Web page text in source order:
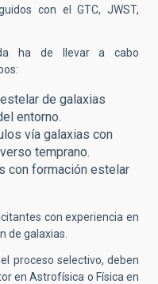
con el GTC, JWST,
ha de llevar a cabo
de galaxias
entorno.
vía galaxias con
temprano.
con formación estelar
con experiencia en
de galaxias.
proceso selectivo, deben
en Astrofísica o Física en